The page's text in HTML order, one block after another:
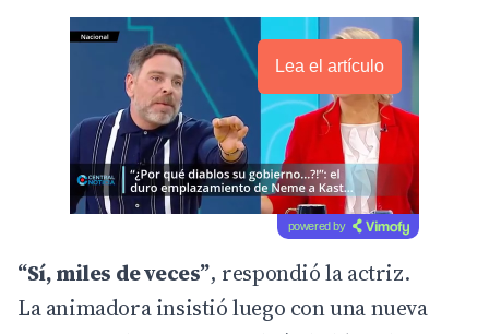
Lea el artículo
powered by
“Sí, miles de veces”, respondió la actriz.
La animadora insistió luego con una nueva